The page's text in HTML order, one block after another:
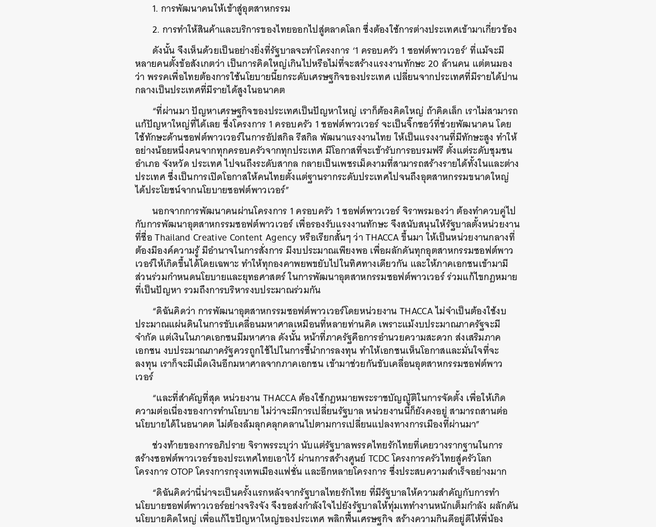
1. การพัฒนาคนให้เข้าสู่อุตสาหกรรม
2. การทำให้สินค้าและบริการของไทยออกไปสู่ตลาดโลก ซึ่งต้องใช้การต่างประเทศเข้ามาเกี่ยวข้อง
ดังนั้น จึงเห็นด้วยเป็นอย่างยิ่งที่รัฐบาลจะทำโครงการ ‘1 ครอบครัว 1 ซอฟต์พาวเวอร์’ ที่แม้จะมี
หลายคนตั้งข้อสังเกตว่า เป็นการคิดใหญ่เกินไปหรือไม่ที่จะสร้างแรงงานทักษะ 20 ล้านคน แต่ตนมอง
ว่า พรรคเพื่อไทยต้องการใช้นโยบายนี้ยกระดับเศรษฐกิจของประเทศ เปลี่ยนจากประเทศที่มีรายได้ปาน
กลางเป็นประเทศที่มีรายได้สูงในอนาคต
“ที่ผ่านมา ปัญหาเศรษฐกิจของประเทศเป็นปัญหาใหญ่ เราก็ต้องคิดใหญ่ ถ้าคิดเล็ก เราไม่สามารถ
แก้ปัญหาใหญ่ที่ได้เลย ซึ่งโครงการ 1 ครอบครัว 1 ซอฟต์พาวเวอร์ จะเป็นจิ๊กซอว์ที่ช่วยพัฒนาคน โดย
ใช้ทักษะด้านซอฟต์พาวเวอร์ในการอัปสกิล รีสกิล พัฒนาแรงงานไทย ให้เป็นแรงงานที่มีทักษะสูง ทำให้
อย่างน้อยหนึ่งคนจากทุกครอบครัวจากทุกประเทศ มีโอกาสที่จะเข้ารับการอบรมฟรี ตั้งแต่ระดับชุมชน
อำเภอ จังหวัด ประเทศ ไปจนถึงระดับสากล กลายเป็นเพชรเม็ดงามที่สามารถสร้างรายได้ทั้งในและต่าง
ประเทศ ซึ่งเป็นการเปิดโอกาสให้คนไทยตั้งแต่ฐานรากระดับประเทศไปจนถึงอุตสาหกรรมขนาดใหญ่
ได้ประโยชน์จากนโยบายซอฟต์พาวเวอร์”
นอกจากการพัฒนาคนผ่านโครงการ 1 ครอบครัว 1 ซอฟต์พาวเวอร์ จิราพรมองว่า ต้องทำควบคู่ไป
กับการพัฒนาอุตสาหกรรมซอฟต์พาวเวอร์ เพื่อรองรับแรงงานทักษะ จึงสนับสนุนให้รัฐบาลตั้งหน่วยงาน
ที่ชื่อ Thailand Creative Content Agency หรือเรียกสั้นๆ ว่า THACCA ขึ้นมา ให้เป็นหน่วยงานกลางที่
ต้องมีองค์ความรู้ มีอำนาจในการสั่งการ มีงบประมาณเพียงพอ เพื่อผลักดันทุกอุตสาหกรรมซอฟต์พาว
เวอร์ให้เกิดขึ้นได้โดยเฉพาะ ทำให้ทุกองคาพยพขยับไปในทิศทางเดียวกัน และให้ภาคเอกชนเข้ามามี
ส่วนร่วมกำหนดนโยบายและยุทธศาสตร์ ในการพัฒนาอุตสาหกรรมซอฟต์พาวเวอร์ ร่วมแก้ไขกฎหมาย
ที่เป็นปัญหา รวมถึงการบริหารงบประมาณร่วมกัน
“ดิฉันคิดว่า การพัฒนาอุตสาหกรรมซอฟต์พาวเวอร์โดยหน่วยงาน THACCA ไม่จำเป็นต้องใช้งบ
ประมาณแผ่นดินในการขับเคลื่อนมหาศาลเหมือนที่หลายท่านคิด เพราะแม้งบประมาณภาครัฐจะมี
จำกัด แต่เงินในภาคเอกชนมีมหาศาล ดังนั้น หน้าที่ภาครัฐคือการอำนวยความสะดวก ส่งเสริมภาค
เอกชน งบประมาณภาครัฐควรถูกใช้ไปในการชี้นำการลงทุน ทำให้เอกชนเห็นโอกาสและมั่นใจที่จะ
ลงทุน เราก็จะมีเม็ดเงินอีกมหาศาลจากภาคเอกชน เข้ามาช่วยกันขับเคลื่อนอุตสาหกรรมซอฟต์พาว
เวอร์
“และที่สำคัญที่สุด หน่วยงาน THACCA ต้องใช้กฎหมายพระราชบัญญัติในการจัดตั้ง เพื่อให้เกิด
ความต่อเนื่องของการทำนโยบาย ไม่ว่าจะมีการเปลี่ยนรัฐบาล หน่วยงานนี้ก็ยังคงอยู่ สามารถสานต่อ
นโยบายได้ในอนาคต ไม่ต้องล้มลุกคลุกคลานไปตามการเปลี่ยนแปลงทางการเมืองที่ผ่านมา”
ช่วงท้ายของการอภิปราย จิราพรระบุว่า นับแต่รัฐบาลพรรคไทยรักไทยที่เคยวางรากฐานในการ
สร้างซอฟต์พาวเวอร์ของประเทศไทยเอาไว้ ผ่านการสร้างศูนย์ TCDC โครงการครัวไทยสู่ครัวโลก
โครงการ OTOP โครงการกรุงเทพเมืองแฟชั่น และอีกหลายโครงการ ซึ่งประสบความสำเร็จอย่างมาก
“ดิฉันคิดว่านี่น่าจะเป็นครั้งแรกหลังจากรัฐบาลไทยรักไทย ที่มีรัฐบาลให้ความสำคัญกับการทำ
นโยบายซอฟต์พาวเวอร์อย่างจริงจัง จึงขอส่งกำลังใจไปยังรัฐบาลให้ทุ่มเททำงานหนักเต็มกำลัง ผลักดัน
นโยบายคิดใหญ่ เพื่อแก้ไขปัญหาใหญ่ของประเทศ พลิกฟื้นเศรษฐกิจ สร้างความกินดีอยู่ดีให้พี่น้อง
ค้นหา
SHARE TWEET LINE EMAIL